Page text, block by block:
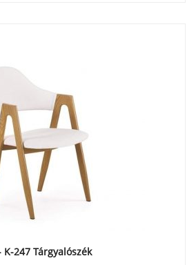
K-247 Tárgyalószék